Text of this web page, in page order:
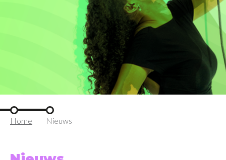
Home Nieuws